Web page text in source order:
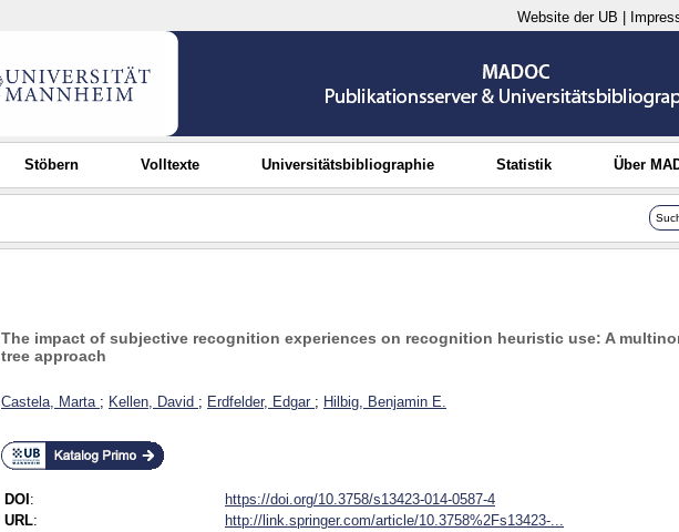
Website der UB
Stöbern Volltexte Universitätsbibliographie Statistik Über
The impact of subjective recognition experiences on recognition heuristic use: A
tree approach
Castela, Marta ; Kellen, David ; Erdfelder, Edgar ; Hilbig, Benjamin E.
DOI :
https://doi.org/10.3758/s13423-014-0587-4
URL:
http://link.springer.com/article/10.3758%2Fs13423-...